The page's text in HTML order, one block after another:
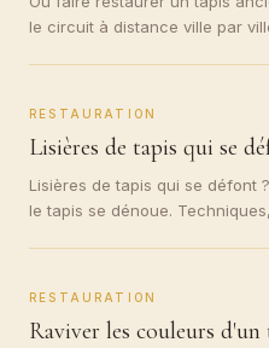
le circuit à distance ville par
RESTAURATION
Lisières de tapis qui se
Lisières de tapis qui se défont
le tapis se dénoue.
RESTAURATION
Raviver les couleurs